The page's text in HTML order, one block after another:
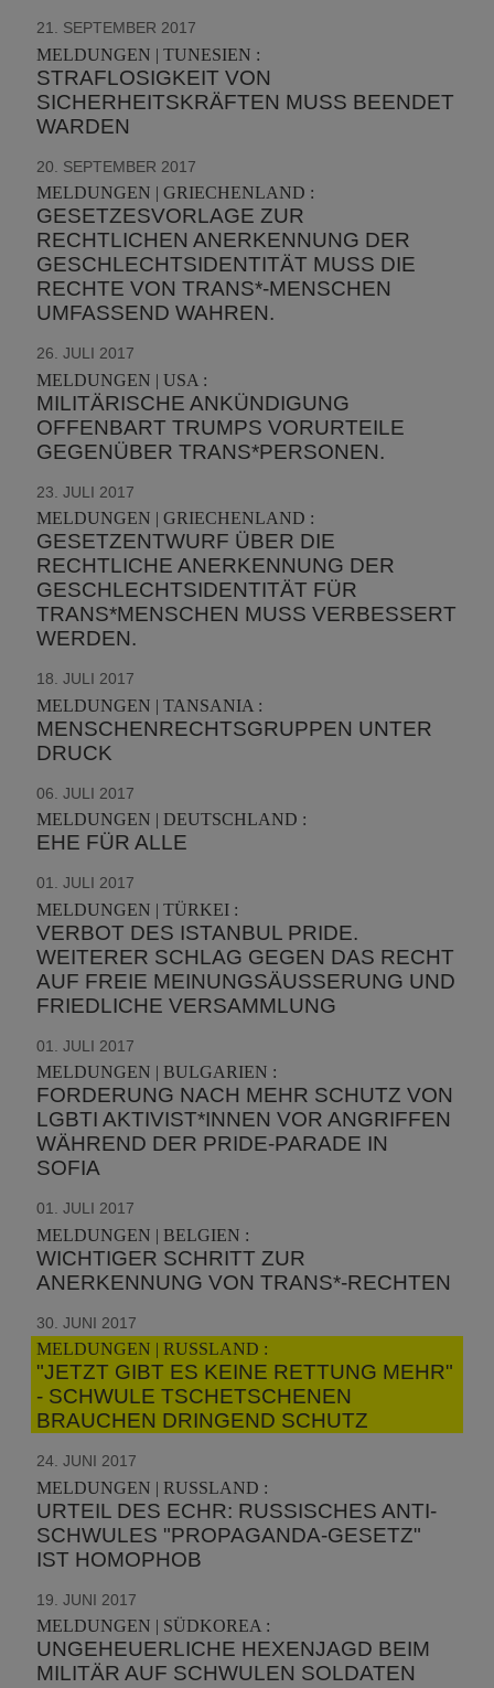
21. SEPTEMBER 2017
MELDUNGEN | TUNESIEN :
STRAFLOSIGKEIT VON
SICHERHEITSKRÄFTEN MUSS BEENDET
WARDEN
20. SEPTEMBER 2017
MELDUNGEN | GRIECHENLAND :
GESETZESVORLAGE ZUR
RECHTLICHEN ANERKENNUNG DER
GESCHLECHTSIDENTITÄT MUSS DIE
RECHTE VON TRANS*-MENSCHEN
UMFASSEND WAHREN.
26. JULI 2017
MELDUNGEN | USA :
MILITÄRISCHE ANKÜNDIGUNG
OFFENBART TRUMPS VORURTEILE
GEGENÜBER TRANS*PERSONEN.
23. JULI 2017
MELDUNGEN | GRIECHENLAND :
GESETZENTWURF ÜBER DIE
RECHTLICHE ANERKENNUNG DER
GESCHLECHTSIDENTITÄT FÜR
TRANS*MENSCHEN MUSS VERBESSERT
WERDEN.
18. JULI 2017
MELDUNGEN | TANSANIA :
MENSCHENRECHTSGRUPPEN UNTER
DRUCK
06. JULI 2017
MELDUNGEN | DEUTSCHLAND :
EHE FÜR ALLE
01. JULI 2017
MELDUNGEN | TÜRKEI :
VERBOT DES ISTANBUL PRIDE.
WEITERER SCHLAG GEGEN DAS RECHT
AUF FREIE MEINUNGSÄUSSERUNG UND F
RIEDLICHE VERSAMMLUNG
01. JULI 2017
MELDUNGEN | BULGARIEN :
FORDERUNG NACH MEHR SCHUTZ VON
LGBTI AKTIVIST*INNEN VOR ANGRIFFEN
WÄHREND DER PRIDE-PARADE IN
SOFIA
01. JULI 2017
MELDUNGEN | BELGIEN :
WICHTIGER SCHRITT ZUR
ANERKENNUNG VON TRANS*-RECHTEN
30. JUNI 2017
MELDUNGEN | RUSSLAND :
"JETZT GIBT ES KEINE RETTUNG MEHR"
- SCHWULE TSCHETSCHENEN
BRAUCHEN DRINGEND SCHUTZ
24. JUNI 2017
MELDUNGEN | RUSSLAND :
URTEIL DES ECHR: RUSSISCHES ANTI-
SCHWULES "PROPAGANDA-GESETZ"
IST HOMOPHOB
19. JUNI 2017
MELDUNGEN | SÜDKOREA :
UNGEHEUERLICHE HEXENJAGD BEIM
MILITÄR AUF SCHWULEN SOLDATEN